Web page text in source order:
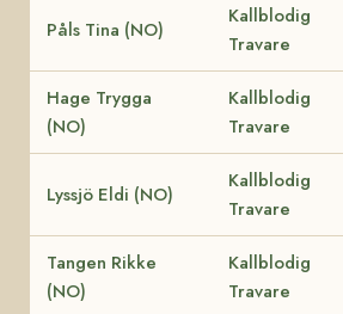
Påls Tina (NO)
Kallblodig
Travare
Hage Trygga
(NO)
Kallblodig
Travare
Lyssjö Eldi (NO)
Kallblodig
Travare
Tangen Rikke
(NO)
Kallblodig
Travare